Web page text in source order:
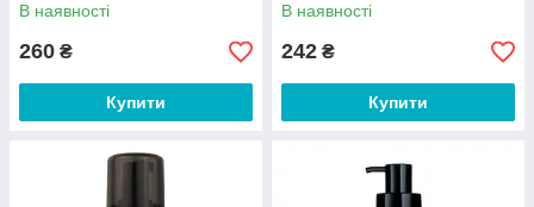
В наявності
260 ₴
Купити
В наявності
242 ₴
Купити